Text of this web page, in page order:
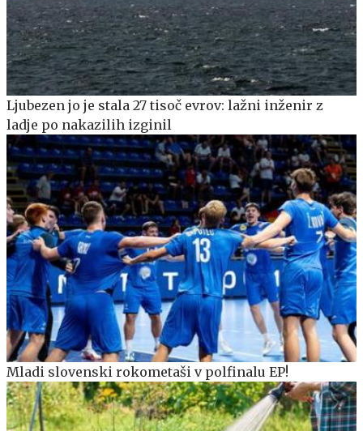
Ljubezen jo je stala 27 tisoč evrov: lažni inženir z
ladje po nakazilih izginil
Mladi slovenski rokometaši v polfinalu EP!